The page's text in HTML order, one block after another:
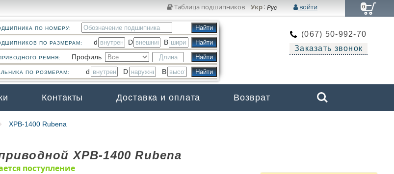
Таблица подшипников Укр: Рус войти
(067) 50-992-70
Заказать звонок
ПО НОМЕРУ:
ПО РАЗМЕРАМ: d D B
РЕМНЯ: Профиль
ПО РОЗМЕРАМ: d D B
Контакты Доставка и оплата Возврат
Search
0
XPB-1400 Rubena
XPB-1400 Rubena
поступление